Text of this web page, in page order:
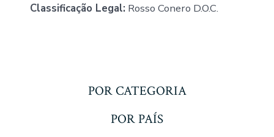
Classificação Legal: Rosso Conero D.O.C.
POR CATEGORIA
POR PAÍS